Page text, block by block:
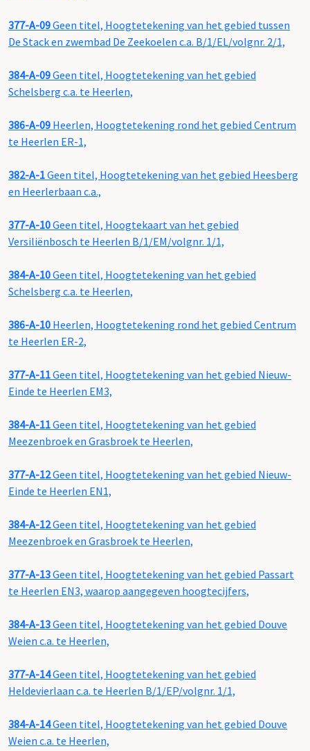
377-A-09Geen titel, Hoogtetekening van het gebied tussen
De Stack en zwembad De Zeekoelen c.a. B/1/EL/volgnr. 2/1,
384-A-09Geen titel, Hoogtetekening van het gebied
Schelsberg c.a. te Heerlen,
386-A-09 Heerlen, Hoogtetekening rond het gebied Centrum
te Heerlen ER-1,
382-A-1Geen titel, Hoogtetekening van het gebied Heesberg
en Heerlerbaan c.a.,
377-A-10Geen titel, Hoogtekaart van het gebied
Versiliënbosch te Heerlen B/1/EM/volgnr. 1/1,
384-A-10Geen titel, Hoogtetekening van het gebied
Schelsberg c.a. te Heerlen,
386-A-10 Heerlen, Hoogtetekening rond het gebied Centrum
te Heerlen ER-2,
377-A-11Geen titel, Hoogtetekening van het gebied Nieuw-
Einde te Heerlen EM3,
384-A-11Geen titel, Hoogtetekening van het gebied
Meezenbroek en Grasbroek te Heerlen,
377-A-12Geen titel, Hoogtetekening van het gebied Nieuw-
Einde te Heerlen EN1,
384-A-12Geen titel, Hoogtetekening van het gebied
Meezenbroek en Grasbroek te Heerlen,
377-A-13Geen titel, Hoogtetekening van het gebied Passart
te Heerlen EN3, waarop aangegeven hoogtecijfers,
384-A-13Geen titel, Hoogtetekening van het gebied Douve
Weien c.a. te Heerlen,
377-A-14Geen titel, Hoogtetekening van het gebied
Heldevierlaan c.a. te Heerlen B/1/EP/volgnr. 1/1,
384-A-14Geen titel, Hoogtetekening van het gebied Douve
Weien c.a. te Heerlen,